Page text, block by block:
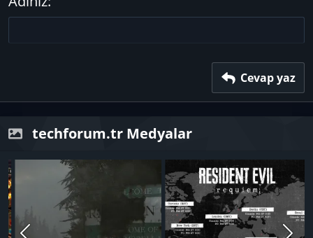
Cevap yaz
techforum.tr Medyalar